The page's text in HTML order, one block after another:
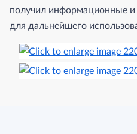
получил информационные
для дальнейшего